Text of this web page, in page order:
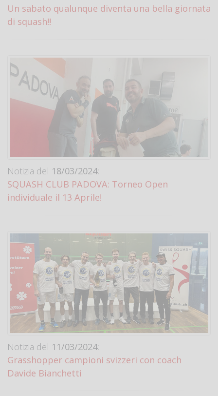
Un sabato qualunque diventa una bella giornata
di squash!!
Notizia del 18/03/2024:
SQUASH CLUB PADOVA: Torneo Open
individuale il 13 Aprile!
Notizia del 11/03/2024:
Grasshopper campioni svizzeri con coach
Davide Bianchetti